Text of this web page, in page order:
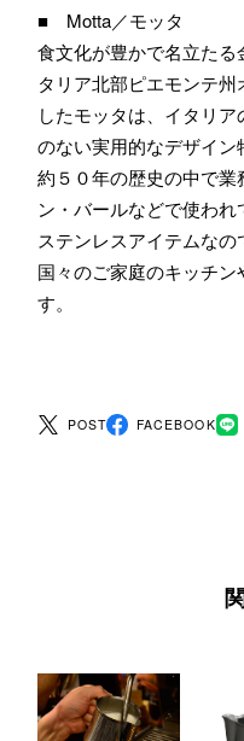
■ Motta／モッタ
食文化が豊かで名立た
タリア北部ピエモンテ
したモッタは、イタリ
のない実用的なデザイン
約５０年の歴史の中で
ン・バールなどで使わ
ステンレスアイテムな
国々のご家庭のキッチ
す。
POST FACEBOOK